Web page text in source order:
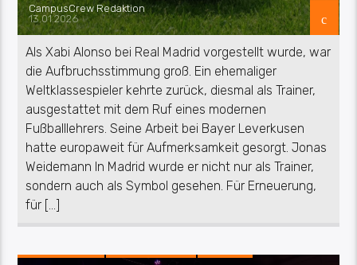
CampusCrew Redaktion
13.01.2026
Als Xabi Alonso bei Real Madrid vorgestellt wurde, war
die Aufbruchsstimmung groß. Ein ehemaliger
Weltklassespieler kehrte zurück, diesmal als Trainer,
ausgestattet mit dem Ruf eines modernen
Fußballlehrers. Seine Arbeit bei Bayer Leverkusen
hatte europaweit für Aufmerksamkeit gesorgt. Jonas
Weidemann In Madrid wurde er nicht nur als Trainer,
sondern auch als Symbol gesehen. Für Erneuerung,
für […]